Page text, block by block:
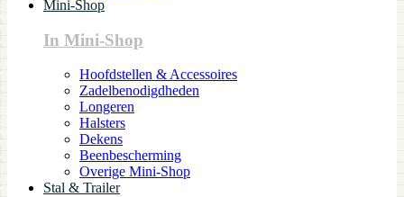
Mini-Shop
In Mini-Shop
Hoofdstellen & Accessoires
Zadelbenodigdheden
Longeren
Halsters
Dekens
Beenbescherming
Overige Mini-Shop
Stal & Trailer